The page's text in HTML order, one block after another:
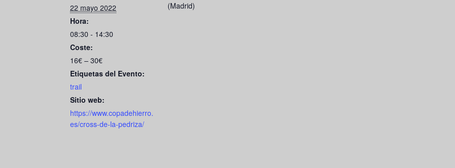
22 mayo 2022
Hora:
08:30 - 14:30
Coste:
16€ – 30€
Etiquetas del Evento:
trail
Sitio web:
https://www.copadehierro.
es/cross-de-la-pedriza/
(Madrid)